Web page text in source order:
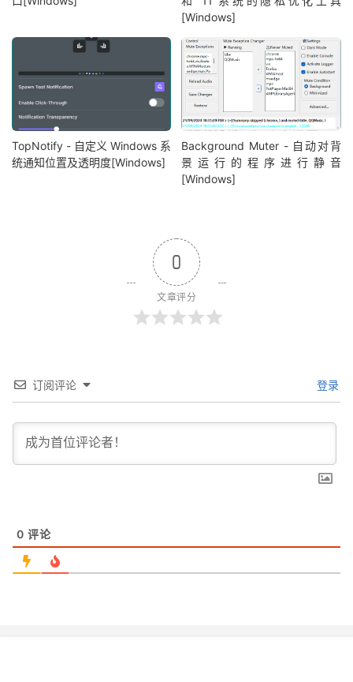
[Windows]
TopNotify - 自定义 Windows 系
统通知位置及透明度[Windows]
Background Muter - 自动对背
景运行的程序进行静音
[Windows]
0
文章评分
订阅评论 登录
0 评论